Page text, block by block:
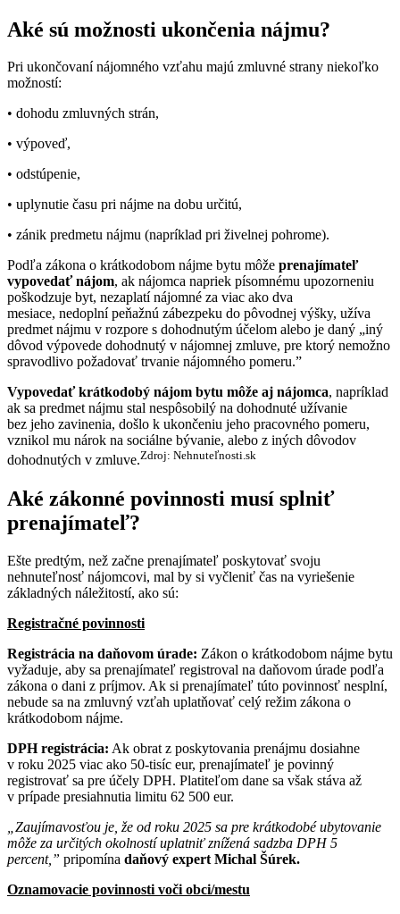
Aké sú možnosti ukončenia nájmu?
Pri ukončovaní nájomného vzťahu majú zmluvné strany niekoľko
možností:
• dohodu zmluvných strán,
• výpoveď,
• odstúpenie,
• uplynutie času pri nájme na dobu určitú,
• zánik predmetu nájmu (napríklad pri živelnej pohrome).
Podľa zákona o krátkodobom nájme bytu môže prenajímateľ
vypovedať nájom, ak nájomca napriek písomnému upozorneniu
poškodzuje byt, nezaplatí nájomné za viac ako dva
mesiace, nedoplní peňažnú zábezpeku do pôvodnej výšky, užíva
predmet nájmu v rozpore s dohodnutým účelom alebo je daný „iný
dôvod výpovede dohodnutý v nájomnej zmluve, pre ktorý nemožno
spravodlivo požadovať trvanie nájomného pomeru.”
Vypovedať krátkodobý nájom bytu môže aj nájomca, napríklad
ak sa predmet nájmu stal nespôsobilý na dohodnuté užívanie
bez jeho zavinenia, došlo k ukončeniu jeho pracovného pomeru,
vznikol mu nárok na sociálne bývanie, alebo z iných dôvodov
dohodnutých v zmluve.Zdroj: Nehnuteľnosti.sk
Aké zákonné povinnosti musí splniť
prenajímateľ?
Ešte predtým, než začne prenajímateľ poskytovať svoju
nehnuteľnosť nájomcovi, mal by si vyčleniť čas na vyriešenie
základných náležitostí, ako sú:
Registračné povinnosti
Registrácia na daňovom úrade: Zákon o krátkodobom nájme bytu
vyžaduje, aby sa prenajímateľ registroval na daňovom úrade podľa
zákona o dani z príjmov. Ak si prenajímateľ túto povinnosť nesplní,
nebude sa na zmluvný vzťah uplatňovať celý režim zákona o
krátkodobom nájme.
DPH registrácia: Ak obrat z poskytovania prenájmu dosiahne
v roku 2025 viac ako 50-tisíc eur, prenajímateľ je povinný
registrovať sa pre účely DPH. Platiteľom dane sa však stáva až
v prípade presiahnutia limitu 62 500 eur.
„Zaujímavosťou je, že od roku 2025 sa pre krátkodobé ubytovanie
môže za určitých okolností uplatniť znížená sadzba DPH 5
percent,” pripomína daňový expert Michal Šúrek.
Oznamovacie povinnosti voči obci/mestu